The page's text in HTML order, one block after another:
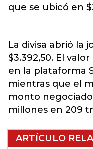
que se ubicó en
La divisa abrió la
$3.392,50. El
en la plataforma
mientras que el
monto
millones en 209
ARTÍCULO